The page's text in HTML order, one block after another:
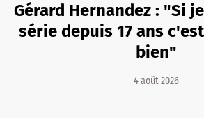
Gérard Hernandez : "Si
série depuis 17 ans
bien"
4 août 2026